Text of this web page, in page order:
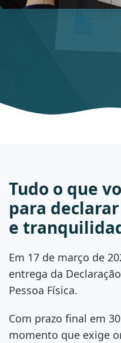
Tudo o que
para
e
Em 17 de março de
entrega da
Pessoa Física.
Com prazo final em
momento que exige